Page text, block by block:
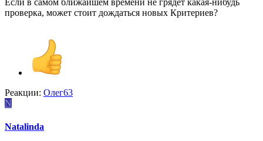
Если в самом ближайшем времени не грядет какая-нибудь
проверка, может стоит дождаться новых Критериев?
Реакции: Олег63
N
Natalinda